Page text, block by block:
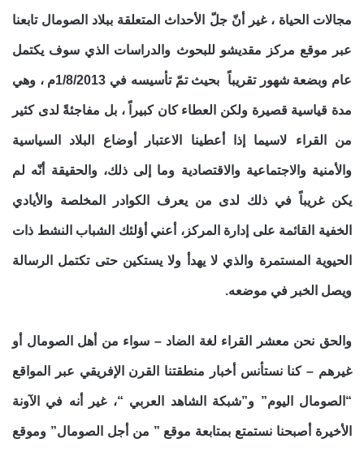
مجالات الحياة ، غير أنّ جلّ الأحداث المتعلقة ببلاد الصومال تابعنا
عبر موقع مركز مقديشو للبحوث والدراسات الذي سوف يكتمل
عام وبضعة شهور تقريباً بحيث تمّ تأسيسه في 1/8/2013م ، وهي
مدة قياسية قصيرة ولكن العطاء كان كبيراً ، بل مفاجئةً لدى كثير
من القراء لاسيما إذا أعطينا الاعتبار أوضاع البلاد السياسية
والأمنية والاجتماعية والاقتصادية وما إلى ذلك، والحقيقة أنّه لم
يكن غريباً في ذلك لدى من يعرف الكوادر المخلصة والأيادي
الخفية القائمة على إدارة المركز، أعني أؤلئك الشباب النشط ذات
الحيوية المستمرة والذي لا يهدأ ولا يستكين حتى تكتمل الرسالة
ويصل الخبر في موضعه.
والحق نحن معشر القراء لغة الضاد – سواء من أهل الصومال أو
غيرهم – كنا نستأنس أخبار منطقتنا القرن الإفريقي عبر المواقع
“الصومال اليوم” و”شبكة الشاهد العربي “، غير أنه في الآونة
الأخيرة أصبحنا نستمتع بمتابعة موقع ” من أجل الصومال” وموقع